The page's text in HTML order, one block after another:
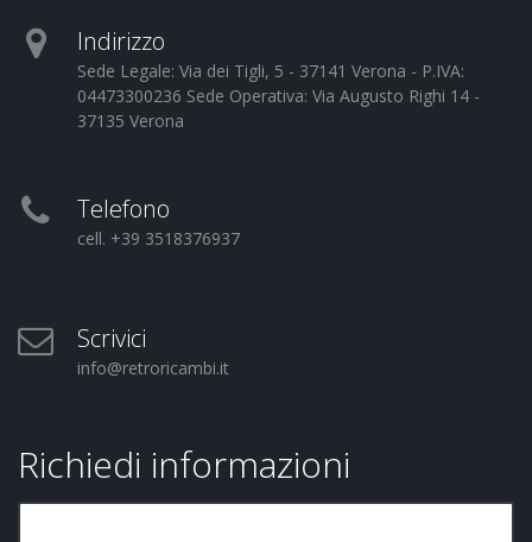
Indirizzo
Sede Legale: Via dei Tigli, 5 - 37141 Verona - P.IVA:
04473300236 Sede Operativa: Via Augusto Righi 14 -
37135 Verona
Telefono
cell. +39 3518376937
Scrivici
info@retroricambi.it
Richiedi informazioni